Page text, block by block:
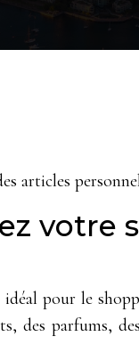
articles
votre
pour le
parfums,